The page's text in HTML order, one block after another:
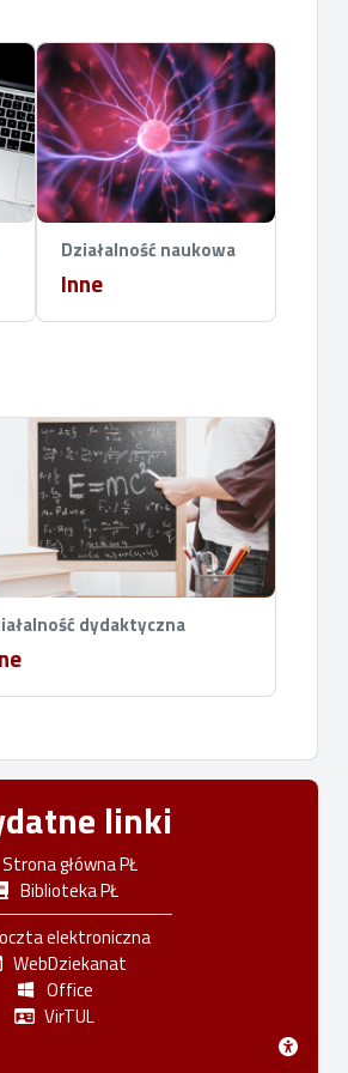
Działalność naukowa
Inne
dydaktyczna
linki
Strona główna PŁ
Biblioteka PŁ
elektroniczna
WebDziekanat
Office
VirTUL